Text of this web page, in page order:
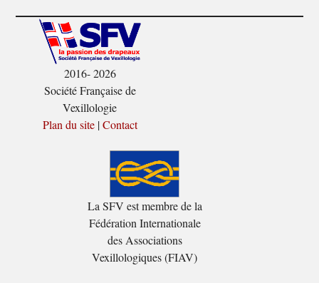
2016- 2026
Société Française de
Vexillologie
Plan du site|Contact
La SFV est membre de la
Fédération Internationale
des Associations
Vexillologiques (FIAV)